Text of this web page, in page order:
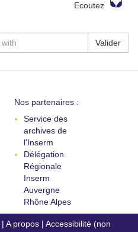
Ecoutez
Valider
Nos partenaires :
Service des
archives de
l'Inserm
Délégation
Régionale
Inserm
Auvergne
Rhône Alpes
| A propos | Accessibilité (non